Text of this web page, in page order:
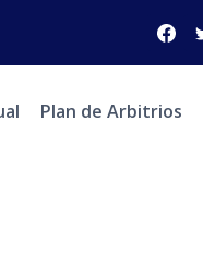
Plan de Arbitrios